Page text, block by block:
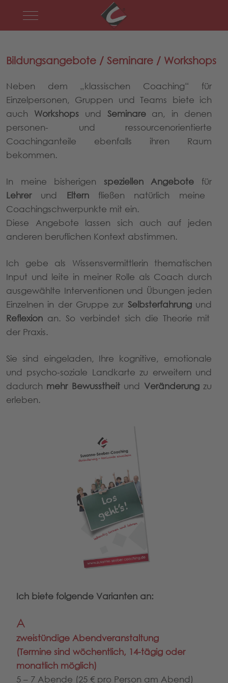
Mobile Menu Toggle
Bildungsangebote / Seminare / Workshops
Neben dem „klassischen Coaching“ für
Einzelpersonen, Gruppen und Teams biete ich
auch Workshops und Seminarean, in denen
personen- und ressourcenorientierte
Coachinganteile ebenfalls ihren Raum
bekommen.
In meine bisherigen speziellen Angebote für
Lehrer und Elternfließen natürlich meine
Coachingschwerpunkte mit ein.
Diese Angebote lassen sich auch auf jeden
anderen beruflichen Kontext abstimmen.
Ich gebe als Wissensvermittlerin thematischen
Input und leite in meiner Rolle als Coach durch
ausgewählte Interventionen und Übungen jeden
Einzelnen in der Gruppe zur Selbsterfahrung und
Reflexion an. So verbindet sich die Theorie mit
der Praxis.
Sie sind eingeladen, Ihre kognitive, emotionale
und psycho-soziale Landkarte zu erweitern und
dadurch mehr Bewusstheit und Veränderungzu
erleben.
Ich biete folgende Varianten an:
A
zweistündige Abendveranstaltung
(Termine sind wöchentlich, 14-tägig oder
monatlich möglich)
5 – 7 Abende (25 € pro Person am Abend)